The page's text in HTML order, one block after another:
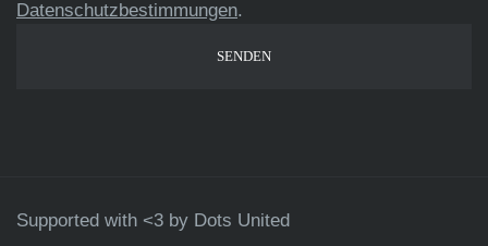
Datenschutzbestimmungen.
Supported with <3 by Dots United